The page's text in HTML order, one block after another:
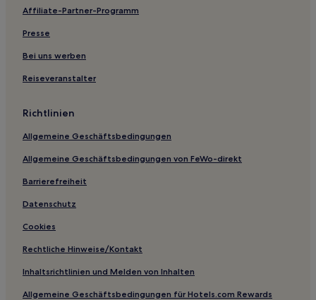
Speedway: Hotels
Columbus Hotels
Troy Hotels
Beanblossom: Hotels
Bloomington Hotels
Rome Hotels
Monrovia Hotels
St. Leon Hotels
Yellowstone Hotels
Hotels nahe Francis Costigan House
Dupont Hotels
Hotels nahe Dubois County Visitors Center
Richmond Hotels
Affiliate-Partner-Programm
Presse
Bei uns werben
Reiseveranstalter
Richtlinien
Allgemeine Geschäftsbedingungen
Allgemeine Geschäftsbedingungen von FeWo-direkt
Barrierefreiheit
Datenschutz
Cookies
Rechtliche Hinweise/Kontakt
Inhaltsrichtlinien und Melden von Inhalten
Allgemeine Geschäftsbedingungen für Hotels.com Rewards